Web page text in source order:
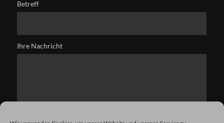
Betreff
Ihre Nachricht